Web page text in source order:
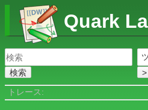
Quark
検索 >
トレース: